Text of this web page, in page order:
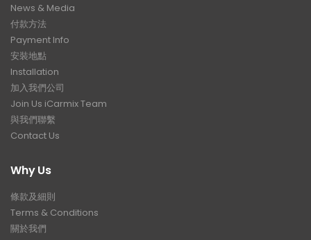
News & Media
付款方法
Payment Info
安裝地點
Installation
加入我們公司
Join Us iCarmix Team
與我們聯繫
Contact Us
Why Us
條款及細則
Terms & Conditions
關於我們